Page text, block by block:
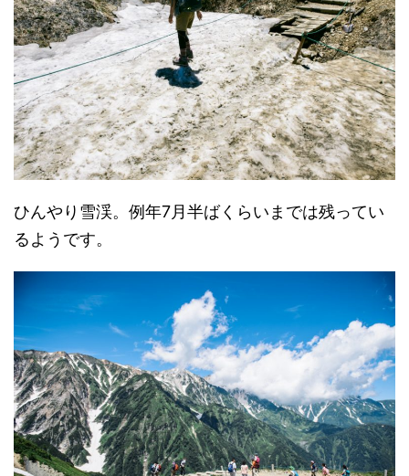
ひんやり雪渓。例年7月半ばくらいまでは残ってい
るようです。